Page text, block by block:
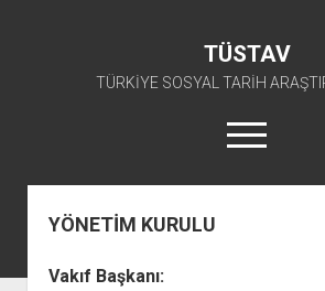
TÜSTAV
TÜRKİYE SOSYAL TARİH
menüyü
aç
twitterfacebook
YÖNETİM KURULU
Vakıf Başkanı: